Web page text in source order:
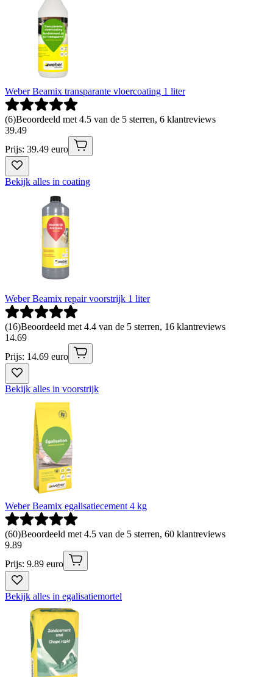
Weber Beamix transparante vloercoating 1 liter
(6)Beoordeeld met 4.5 van de 5 sterren, 6 klantreviews
39.49
Prijs: 39.49 euro
Bekijk alles in coating
Weber Beamix repair voorstrijk 1 liter
(16)Beoordeeld met 4.4 van de 5 sterren, 16 klantreviews
14.69
Prijs: 14.69 euro
Bekijk alles in voorstrijk
Weber Beamix egalisatiecement 4 kg
(60)Beoordeeld met 4.5 van de 5 sterren, 60 klantreviews
9.89
Prijs: 9.89 euro
Bekijk alles in egalisatiemortel